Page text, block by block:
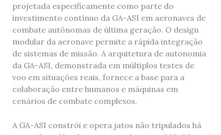
projetada especificamente como parte do
investimento contínuo da GA-ASI em aeronaves de
combate autônomas de última geração. O design
modular da aeronave permite a rápida integração
de sistemas de missão. A arquitetura de autonomia
da GA-ASI, demonstrada em múltiplos testes de
voo em situações reais, fornece a base para a
colaboração entre humanos e máquinas em
cenários de combate complexos.
A GA-ASI constrói e opera jatos não tripulados há